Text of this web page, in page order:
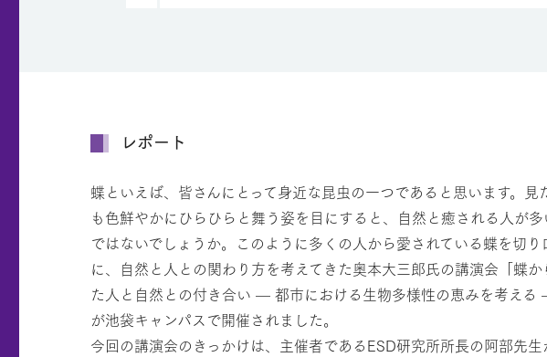
レポート
蝶といえば、皆さんにとって身近な昆虫の一つであると思います。見
も色鮮やかにひらひらと舞う姿を目にすると、自然と癒される人が多
ではないでしょうか。このように多くの人から愛されている蝶を切り
に、自然と人との関わり方を考えてきた奥本大三郎氏の講演会「蝶か
た人と自然との付き合い — 都市における生物多様性の恵みを考える
が池袋キャンパスで開催されました。
今回の講演会のきっかけは、主催者であるESD研究所所長の阿部先生